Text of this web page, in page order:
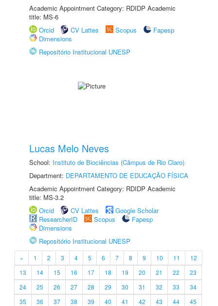
Academic Appointment Category: RDIDP Academic
title: MS-6
Orcid
CV Lattes Scopus
Fapesp
Dimensions
Repositório Institucional UNESP
Lucas Melo Neves
School: Instituto de Biociências (Câmpus de Rio Claro)
Department: DEPARTAMENTO DE EDUCAÇÃO FÍSICA
Academic Appointment Category: RDIDP Academic
title: MS-3.2
Orcid
CV Lattes
Google Scholar
ResearcherID
Scopus
Fapesp
Dimensions
Repositório Institucional UNESP
« 1 2 3 4 5 6 7 8 9 10 11
12
13
14 15 16 17 18 19 20 21 22
23
24
25 26 27 28 29 30 31 32 33
34
35
36 37 38 39 40 41 42 43 44
45